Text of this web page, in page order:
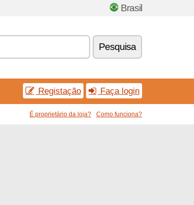
Brasil
Pesquisa
Registação Faça login
É proprietário da loja? Como funciona?